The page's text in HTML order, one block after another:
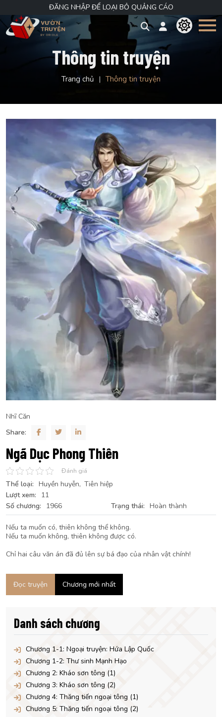
ĐĂNG NHẬP ĐỂ LOẠI BỎ QUẢNG CÁO
Thông tin truyện
Trang chủ Thông tin truyện
Nhĩ Căn
Share:
Ngã Dục Phong Thiên
Đánh giá
Thể loại: Huyền huyễn Tiên hiệp
Lượt xem:
11
Số chương:
1966 Trạng thái: Hoàn thành
Nếu ta muốn có, thiên không thể không.
Nếu ta muốn không, thiên không được có.
Chỉ hai câu văn án đã đủ lên sự bá đạo của nhân vật chính!
Đọc truyện Chương mới nhất
Danh sách chương
Chương 1-1: Ngoại truyện: Hứa Lập Quốc
Chương 1-2: Thư sinh Mạnh Hạo
Chương 2: Kháo sơn tông (1)
Chương 3: Kháo sơn tông (2)
Chương 4: Thăng tiến ngoại tông (1)
Chương 5: Thăng tiến ngoại tông (2)